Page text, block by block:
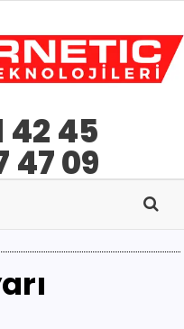
42 45
47 09